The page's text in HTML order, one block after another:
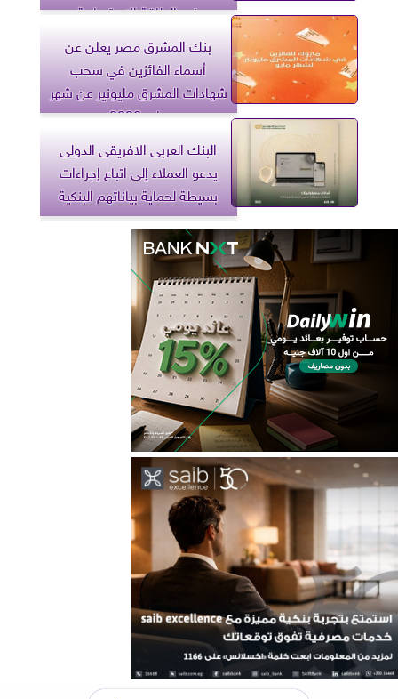
في الطاقة الاستيعابية
الحروق
بنك المشرق مصر يعلن عن
أسماء الفائزين في سحب
شهادات المشرق مليونير عن شهر
مايو 2026
البنك العربى الافريقى الدولى
يدعو العملاء إلى اتباع إجراءات
بسيطة لحماية بياناتهم البنكية